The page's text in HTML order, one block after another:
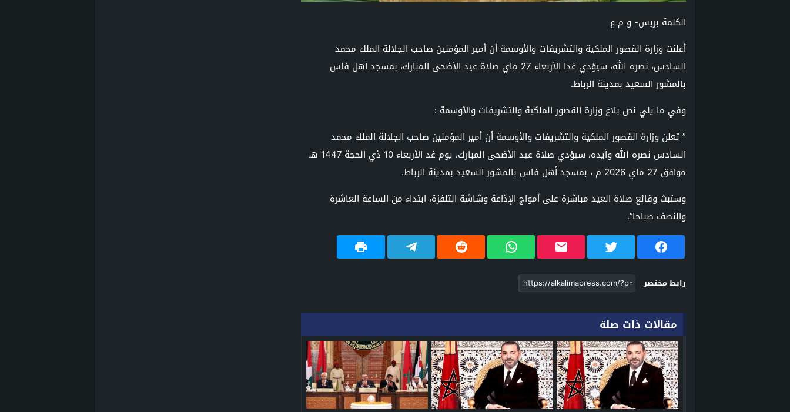
الكلمة بريس- و م ع
أعلنت وزارة القصور الملكية والتشريفات والأوسمة أن أمير المؤمنين صاحب الجلالة الملك محمد
السادس، نصره الله، سيؤدي غدا الأربعاء 27 ماي صلاة عيد الأضحى المبارك، بمسجد أهل فاس
بالمشور السعيد بمدينة الرباط.
وفي ما يلي نص بلاغ وزارة القصور الملكية والتشريفات والأوسمة :
” تعلن وزارة القصور الملكية والتشريفات والأوسمة أن أمير المؤمنين صاحب الجلالة الملك محمد
السادس نصره الله وأيده، سيؤدي صلاة عيد الأضحى المبارك، يوم غد الأربعاء 10 ذي الحجة 1447 هـ
موافق 27 ماي 2026 م ، بمسجد أهل فاس بالمشور السعيد بمدينة الرباط.
وستبث وقائع صلاة العيد مباشرة على أمواج الإذاعة وشاشة التلفزة، ابتداء من الساعة العاشرة
والنصف صباحا”.
رابط مختصر
مقالات ذات صلة